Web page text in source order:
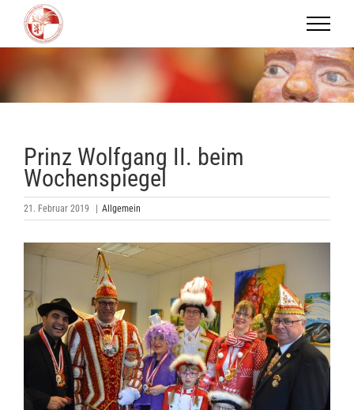
Inhalt
springen
Prinz Wolfgang II. beim
Wochenspiegel
21. Februar 2019 Allgemein
Zeige
Bild